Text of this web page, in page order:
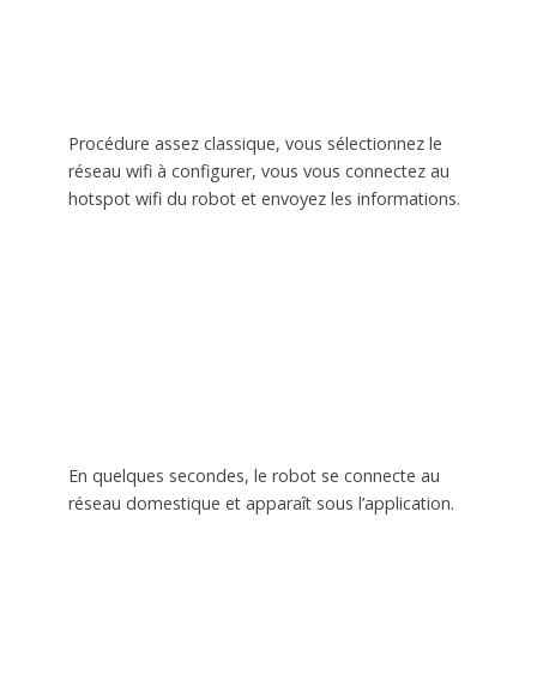
Procédure assez classique, vous sélectionnez le
réseau wifi à configurer, vous vous connectez au
hotspot wifi du robot et envoyez les informations.
En quelques secondes, le robot se connecte au
réseau domestique et apparaît sous l’application.